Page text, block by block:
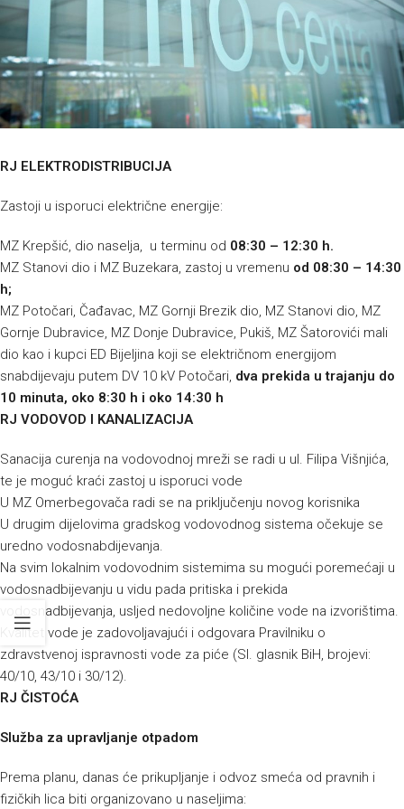
RJ ELEKTRODISTRIBUCIJA
Zastoji u isporuci električne energije:
MZ Krepšić, dio naselja, u terminu od 08:30 – 12:30 h.
MZ Stanovi dio i MZ Buzekara, zastoj u vremenu od 08:30 – 14:30
h;
MZ Potočari, Čađavac, MZ Gornji Brezik dio, MZ Stanovi dio, MZ
Gornje Dubravice, MZ Donje Dubravice, Pukiš, MZ Šatorovići mali
dio kao i kupci ED Bijeljina koji se električnom energijom
snabdijevaju putem DV 10 kV Potočari, dva prekida u trajanju do
10 minuta, oko 8:30 h i oko 14:30 h
RJ VODOVOD I KANALIZACIJA
Sanacija curenja na vodovodnoj mreži se radi u ul. Filipa Višnjića,
te je moguć kraći zastoj u isporuci vode
U MZ Omerbegovača radi se na priključenju novog korisnika
U drugim dijelovima gradskog vodovodnog sistema očekuje se
uredno vodosnabdijevanja.
Na svim lokalnim vodovodnim sistemima su mogući poremećaji u
vodosnadbijevanju u vidu pada pritiska i prekida
vodosnadbijevanja, usljed nedovoljne količine vode na izvorištima.
Kvalitet vode je zadovoljavajući i odgovara Pravilniku o
zdravstvenoj ispravnosti vode za piće (Sl. glasnik BiH, brojevi:
40/10, 43/10 i 30/12).
RJ ČISTOĆA
Služba za upravljanje otpadom
Prema planu, danas će prikupljanje i odvoz smeća od pravnih i
fizičkih lica biti organizovano u naseljima: